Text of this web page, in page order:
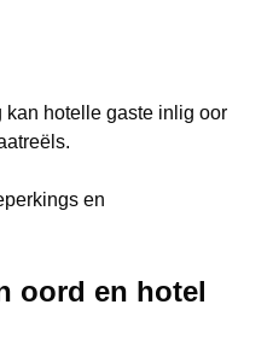
kan hotelle gaste inlig oor
en
oord en hotel